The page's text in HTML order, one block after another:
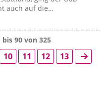
auch auf die…
bis 90 von 325
10 11 12 13